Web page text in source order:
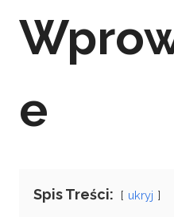
e
Spis Treści: ukryj